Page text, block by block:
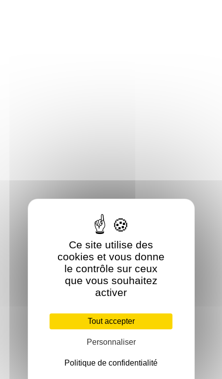
Ce site utilise des
cookies et vous donne
le contrôle sur ceux
que vous souhaitez
activer
Tout accepter
Personnaliser
Politique de confidentialité